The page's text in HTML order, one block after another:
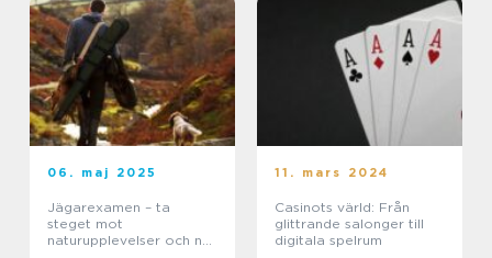
06. maj 2025
Jägarexamen – ta
steget mot
naturupplevelser och ny
11. mars 2024
Casinots värld: Från
glittrande salonger till
digitala spelrum